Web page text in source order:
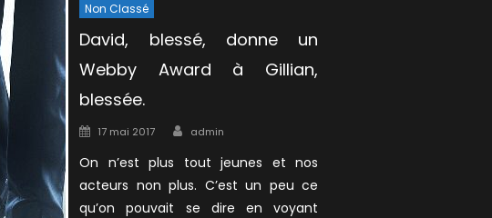
Non Classé
David, blessé, donne un
Webby Award à Gillian,
blessée.
Posted
17 mai 2017 Author
admin
On n’est plus tout jeunes et nos
acteurs non plus. C’est un peu ce
qu’on pouvait se dire en voyant